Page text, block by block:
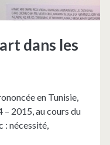
dans les
en Tunisie,
– 2015, au cours du
: nécessité,